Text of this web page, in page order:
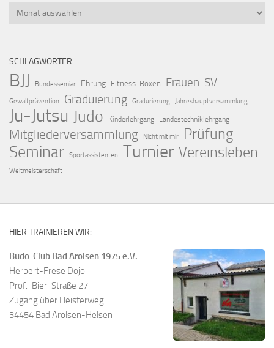
Beitragsarchiv
SCHLAGWÖRTER
BJJ Bundessemiar Ehrung Fitness-Boxen Frauen-SV
Gewaltprävention Graduierung Gradurierung Jahreshauptversammlung
Ju-Jutsu Judo Kinderlehrgang Landestechniklehrgang
Mitgliederversammlung Nicht mit mir Prüfung
Seminar Sportassistenten Turnier Vereinsleben
Weltmeisterschaft
HIER TRAINIEREN WIR:
Budo-Club Bad Arolsen 1975 e.V.
Herbert-Frese Dojo
Prof.-Bier-Straße 27
Zugang über Heisterweg
34454 Bad Arolsen-Helsen